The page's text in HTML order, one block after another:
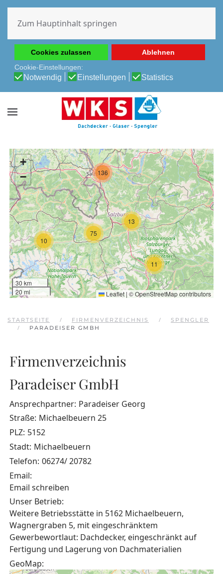
Erfahrung auf unserer Website zu ermöglichen.
Cookie-Richtlinie
Datenschutz-Bestimmungen
Cookies zulassen
Ablehnen
Cookie-Einstellungen:
Notwendig Einstellungen Statistics
Zum Hauptinhalt springen
10
11
13
75
136
+
−
30 km
20 mi
Leaflet | ©OpenStreetMapcontributors
STARTSEITE FIRMENVERZEICHNIS
SPENGLER
PARADEISER GMBH
Firmenverzeichnis
Paradeiser GmbH
Ansprechpartner: Paradeiser Georg
Straße: Michaelbeuern 25
PLZ: 5152
Stadt: Michaelbeuern
Telefon: 06274/ 20782
Email:
Email schreiben
Unser Betrieb:
Weitere Betriebsstätte in 5162 Michaelbeuern,
Wagnergraben 5, mit eingeschränktem
Gewerbewortlaut: Dachdecker, eingeschränkt auf
Fertigung und Lagerung von Dachmaterialien
GeoMap: